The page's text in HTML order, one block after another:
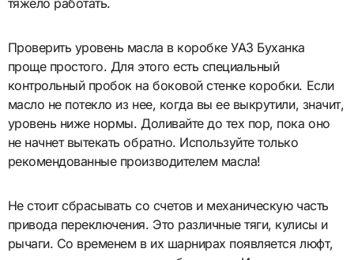
Проверить уровень масла в коробке УАЗ Буханка
проще простого. Для этого есть специальный
контрольный пробок на боковой стенке коробки. Если
масло не потекло из нее, когда вы ее выкрутили, значит,
уровень ниже нормы. Доливайте до тех пор, пока оно
не начнет вытекать обратно. Используйте только
рекомендованные производителем масла!
Не стоит сбрасывать со счетов и механическую часть
привода переключения. Это различные тяги, кулисы и
рычаги. Со временем в их шарнирах появляется люфт,